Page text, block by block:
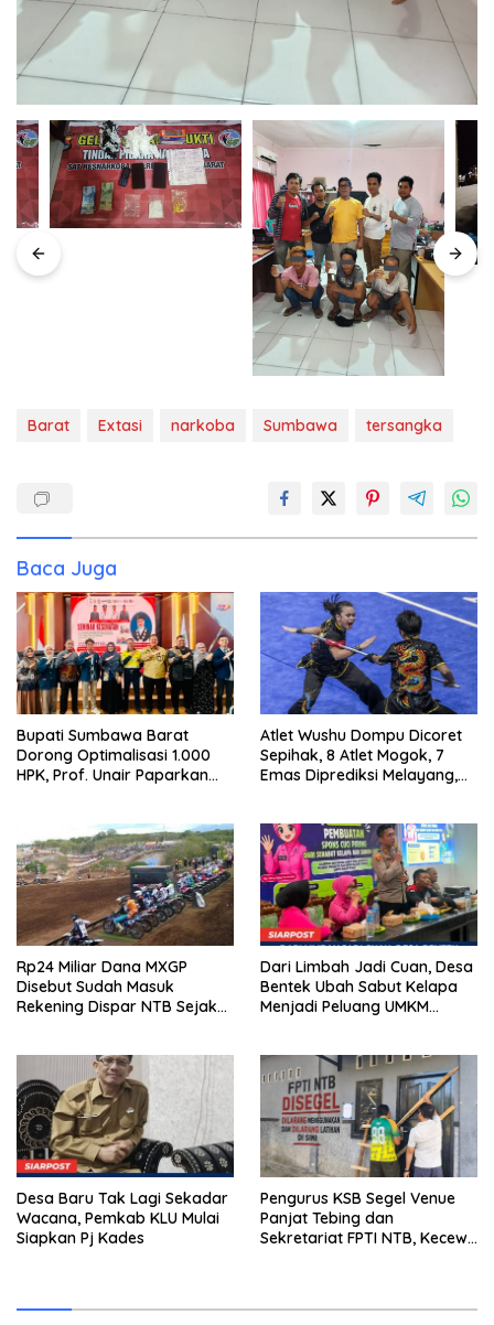
Barat Extasi narkoba Sumbawa tersangka
Baca Juga
Bupati Sumbawa Barat
Dorong Optimalisasi 1.000
HPK, Prof. Unair Paparkan
Atlet Wushu Dompu Dicoret
Sepihak, 8 Atlet Mogok, 7
Emas Diprediksi Melayang,
Rp24 Miliar Dana MXGP
Disebut Sudah Masuk
Rekening Dispar NTB Sejak
Dari Limbah Jadi Cuan, Desa
Bentek Ubah Sabut Kelapa
Menjadi Peluang UMKM
Desa Baru Tak Lagi Sekadar
Wacana, Pemkab KLU Mulai
Siapkan Pj Kades
Pengurus KSB Segel Venue
Panjat Tebing dan
Sekretariat FPTI NTB, Kecewa